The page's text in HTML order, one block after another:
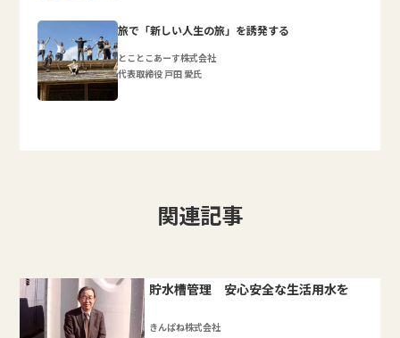
旅で「新しい人生の旅」を誘発する
とことこあーす株式会社
代表取締役 戸田 愛氏
関連記事
貯水槽管理 安心安全な生活用水を
きんぱね株式会社